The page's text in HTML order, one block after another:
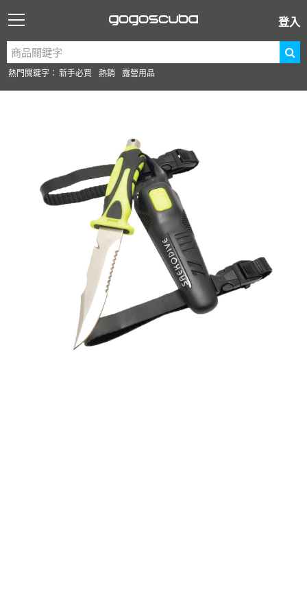
登入
熱門關鍵字： 新手必買 熱銷 露營用品